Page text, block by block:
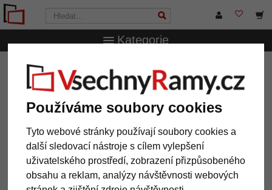
Používáme soubory cookies
Tyto webové stránky používají soubory cookies a
další sledovací nástroje s cílem vylepšení
uživatelského prostředí, zobrazení přizpůsobeného
obsahu a reklam, analýzy návštěvnosti webových
Kategorie
VsechnRamy.cz Značky
Dřevěný rám Drancy